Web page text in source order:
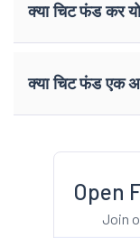
क्या चिट फंड कर
क्या चिट फंड एक
Open
Join